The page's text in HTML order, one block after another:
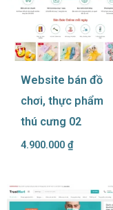
Website bán đồ
chơi, thực phẩm
thú cưng 02
4.900.000 ₫